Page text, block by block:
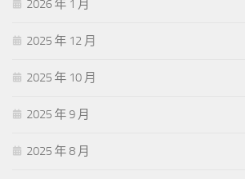
2026 年 1 月
2025 年 12 月
2025 年 10 月
2025 年 9 月
2025 年 8 月